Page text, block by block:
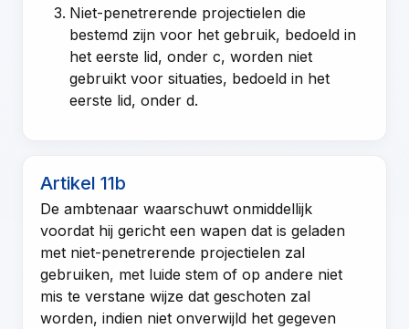
Niet-penetrerende projectielen die
bestemd zijn voor het gebruik, bedoeld in
het eerste lid, onder c, worden niet
gebruikt voor situaties, bedoeld in het
eerste lid, onder d.
Artikel 11b
De ambtenaar waarschuwt onmiddellijk
voordat hij gericht een wapen dat is geladen
met niet-penetrerende projectielen zal
gebruiken, met luide stem of op andere niet
mis te verstane wijze dat geschoten zal
worden, indien niet onverwijld het gegeven